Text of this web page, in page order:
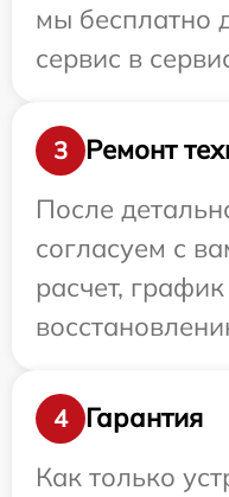
мы бесплатно
сервис в
3
Ремонт
После
согласуем с
расчет,
4
Гарантия
Как только